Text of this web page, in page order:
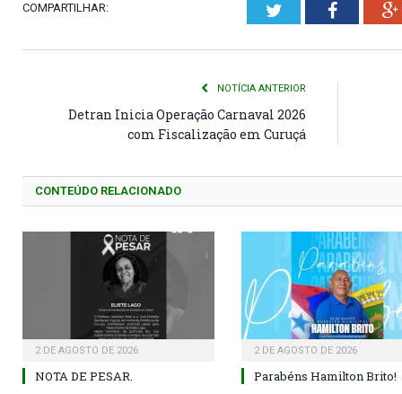
COMPARTILHAR: Twitter
NOTÍCIA ANTERIOR
Detran Inicia Operação Carnaval 2026
com Fiscalização em Curuçá
CONTEÚDO RELACIONADO
2 DE AGOSTO DE 2026
NOTA DE PESAR.
2 DE AGOSTO DE 2026
Parabéns Hamilton Brito!